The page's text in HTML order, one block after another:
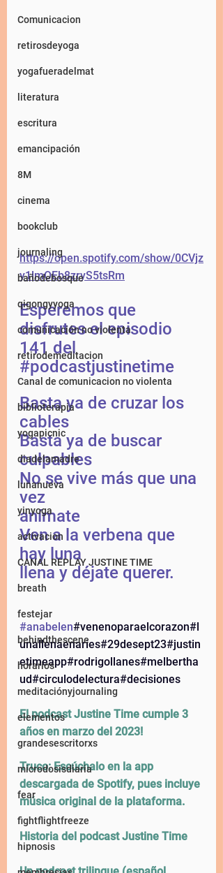
Comunicacion
retirosdeyoga
yogafueradelmat
literatura
escritura
emancipación
8M
cinema
bookclub
journaling
bañodebosque
qigongyyoga
comunicación no violenta
retirodemeditacion
Canal de comunicacion no violenta
biblioterapia
yogapicnic
diadelamadre
lunanueva
yinyoga
activacion
CANAL REPLAY JUSTINE TIME
breath
festejar
behindthescene
horarios
meditaciónyjournaling
elementos
grandesescritorxs
microdosisdiaria
fear
fightflightfreeze
hipnosis
https://open.spotify.com/show/0CVjz
y1lmOEb8zryS5tsRm
Esperemos que
disfrutes el episodio
141 del
#podcastjustinetime
Basta ya de cruzar los
cables
Basta ya de buscar
culpables
No se vive más que una
vez
anímate
Ven a la verbena que
hay luna
llena y déjate querer.
#anabelen#venenoparaelcorazon#l
unallenaenaries#29desept23#justin
etimeapp#rodrigollanes#melbertha
ud#circulodelectura#decisiones
El podcast Justine Time cumple 3
años en marzo del 2023!
Truco: Escúchalo en la app
descargada de Spotify, pues incluye
música original de la plataforma.
Historia del podcast Justine Time